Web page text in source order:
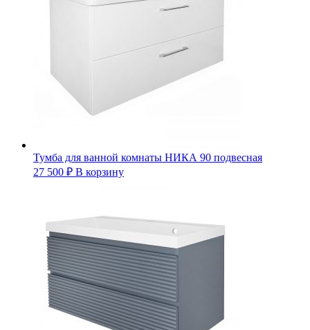
Тумба для ванной комнаты НИКА 90 подвесная
27 500 ₽ В корзину